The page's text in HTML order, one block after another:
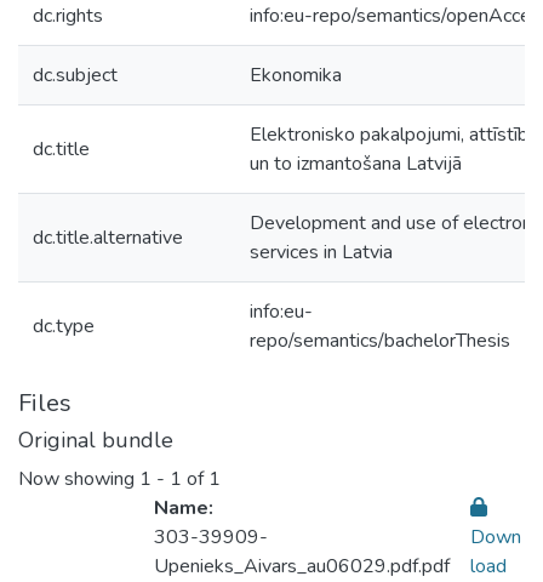
dc.rights info:eu-repo/semantics/
dc.subject Ekonomika
dc.title
Elektronisko pakalpojumi, attīstība
un to izmantošana Latvijā
dc.title.alternative
Development and use of electronic
services in Latvia
dc.type
info:eu-
repo/semantics/bachelorThesis
Files
Original bundle
Now showing 1 - 1 of 1
Name:
303-39909-
Upenieks_Aivars_au06029.pdf.pdf
Down
load